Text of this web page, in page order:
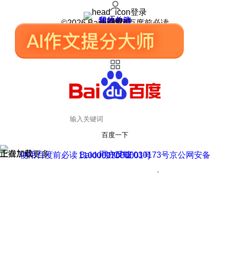
登录
我的关注
我的收藏
皮肤中心
用户反馈
设置
©2026 Baidu 使用百度前必读
百度一下
正在加载
上滑加载更多 用户反馈
使用百度前必读 Baidu 京ICP证030173号
京公网安备11000002000001号